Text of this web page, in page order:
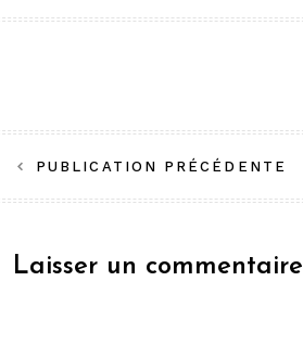
Navigation
de
l’article
PUBLICATION PRÉCÉDENTE
Laisser un commentaire